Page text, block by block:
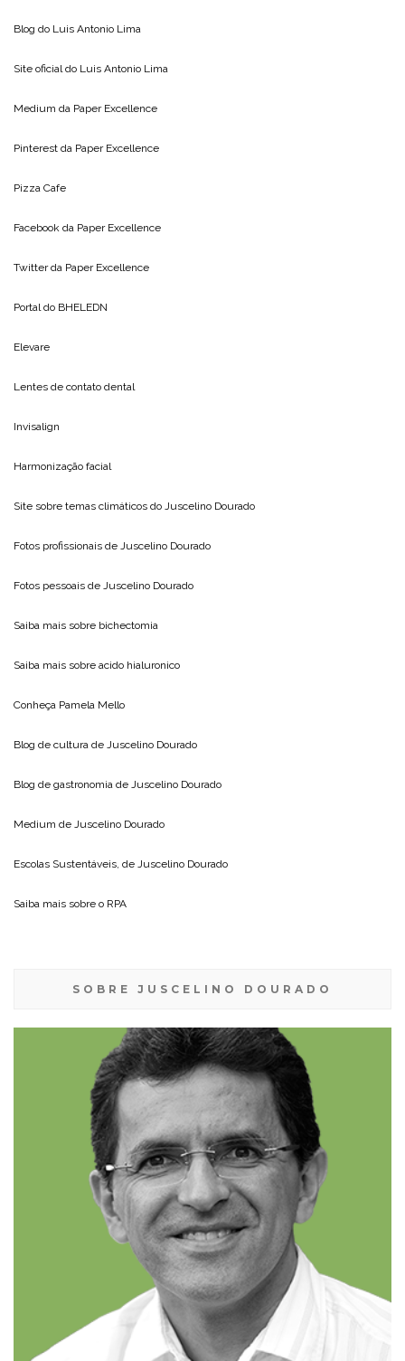
Blog do Luis Antonio Lima
Site oficial do Luis Antonio Lima
Medium da Paper Excellence
Pinterest da Paper Excellence
Pizza Cafe
Facebook da Paper Excellence
Twitter da Paper Excellence
Portal do BHELEDN
Elevare
Lentes de contato dental
Invisalign
Harmonização facial
Site sobre temas climáticos do Juscelino Dourado
Fotos profissionais de Juscelino Dourado
Fotos pessoais de Juscelino Dourado
Saiba mais sobre bichectomia
Saiba mais sobre acido hialuronico
Conheça Pamela Mello
Blog de cultura de Juscelino Dourado
Blog de gastronomia de Juscelino Dourado
Medium de Juscelino Dourado
Escolas Sustentáveis, de Juscelino Dourado
Saiba mais sobre o RPA
SOBRE JUSCELINO DOURADO